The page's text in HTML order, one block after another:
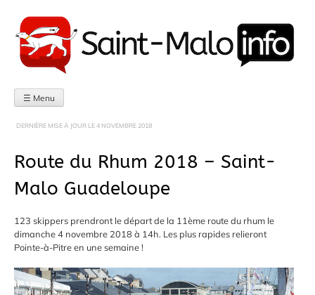
au
contenu
☰ Menu
DERNIÈRE MISE À JOUR LE4 NOVEMBRE 2018
Route du Rhum 2018 – Saint-
Malo Guadeloupe
123 skippers prendront le départ de la 11ème route du rhum le
dimanche 4 novembre 2018 à 14h. Les plus rapides relieront
Pointe-à-Pitre en une semaine !